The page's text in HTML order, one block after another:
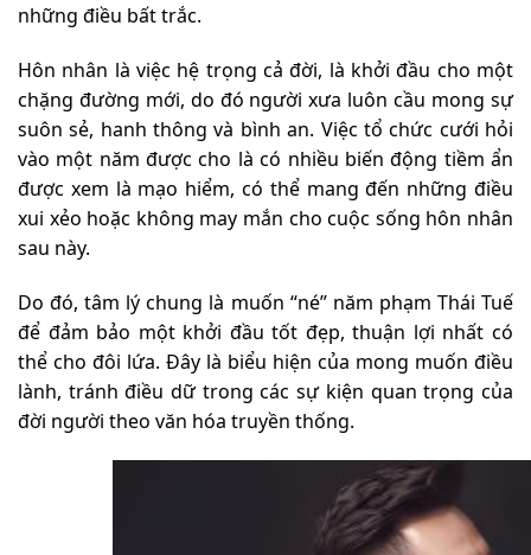
những điều bất trắc.
Hôn nhân là việc hệ trọng cả đời, là khởi đầu cho một
chặng đường mới, do đó người xưa luôn cầu mong sự
suôn sẻ, hanh thông và bình an. Việc tổ chức cưới hỏi
vào một năm được cho là có nhiều biến động tiềm ẩn
được xem là mạo hiểm, có thể mang đến những điều
xui xẻo hoặc không may mắn cho cuộc sống hôn nhân
sau này.
Do đó, tâm lý chung là muốn “né” năm phạm Thái Tuế
để đảm bảo một khởi đầu tốt đẹp, thuận lợi nhất có
thể cho đôi lứa. Đây là biểu hiện của mong muốn điều
lành, tránh điều dữ trong các sự kiện quan trọng của
đời người theo văn hóa truyền thống.